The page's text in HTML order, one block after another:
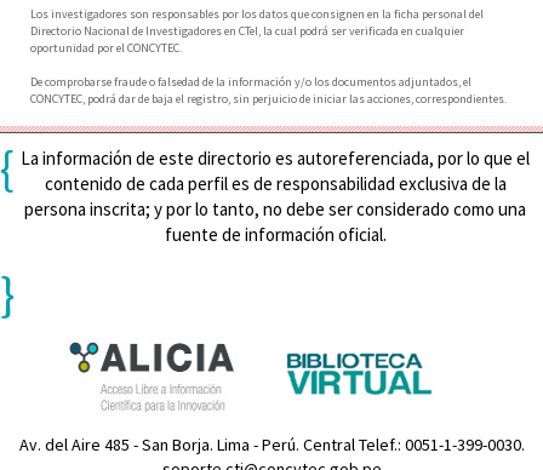
Los investigadores son responsables por los datos que consignen en la ficha personal del
Directorio Nacional de Investigadores en CTeI, la cual podrá ser verificada en cualquier
oportunidad por el CONCYTEC.
De comprobarse fraude o falsedad de la información y/o los documentos adjuntados, el
CONCYTEC, podrá dar de baja el registro, sin perjuicio de iniciar las acciones, correspondientes.
{ La información de este directorio es autoreferenciada, por lo que el
contenido de cada perfil es de responsabilidad exclusiva de la
persona inscrita; y por lo tanto, no debe ser considerado como una
fuente de información oficial.
}
Av. del Aire 485 - San Borja. Lima - Perú. Central Telef.: 0051-1-399-0030.